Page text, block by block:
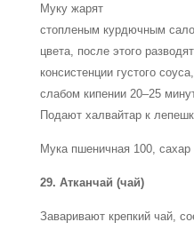
Муку жарят
стопленым курдючным
цвета, после этого
консистенции густого
слабом кипении 20–25
Подают халвайтар к
Мука пшеничная 100,
29. Атканчай (чай)
Заваривают крепкий чай,